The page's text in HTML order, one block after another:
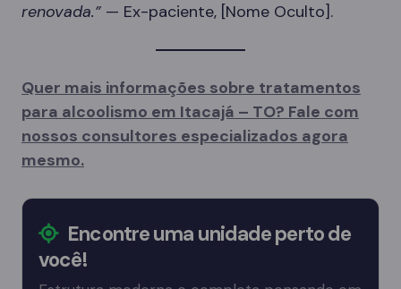
renovada.” — Ex-paciente, [Nome Oculto].
Quer mais informações sobre tratamentos
para alcoolismo em Itacajá – TO? Fale com
nossos consultores especializados agora
mesmo.
Encontre uma unidade perto de
você!